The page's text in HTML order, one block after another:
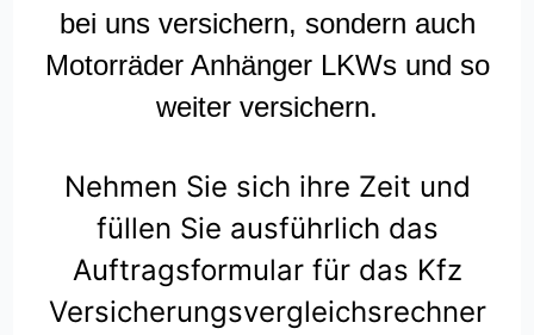
bei uns versichern, sondern auch
Motorräder Anhänger LKWs und so
weiter versichern.
Nehmen Sie sich ihre Zeit und
füllen Sie ausführlich das
Auftragsformular für das Kfz
Versicherungsvergleichsrechner